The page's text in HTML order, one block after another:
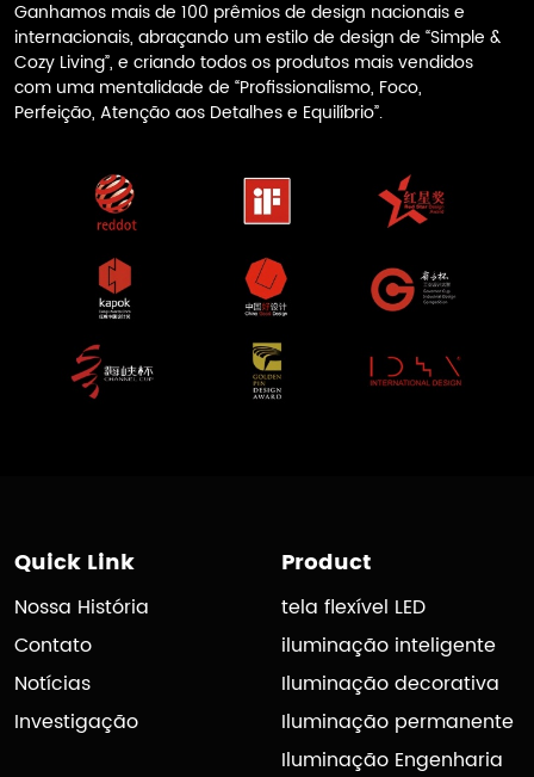
Ganhamos mais de 100 prêmios de design nacionais e
internacionais, abraçando um estilo de design de “Simple &
Cozy Living”, e criando todos os produtos mais vendidos
com uma mentalidade de “Profissionalismo, Foco,
Perfeição, Atenção aos Detalhes e Equilíbrio”.
Quick Link
Nossa História
Contato
Notícias
Investigação
Product
tela flexível LED
iluminação inteligente
Iluminação decorativa
Iluminação permanente
Iluminação Engenharia